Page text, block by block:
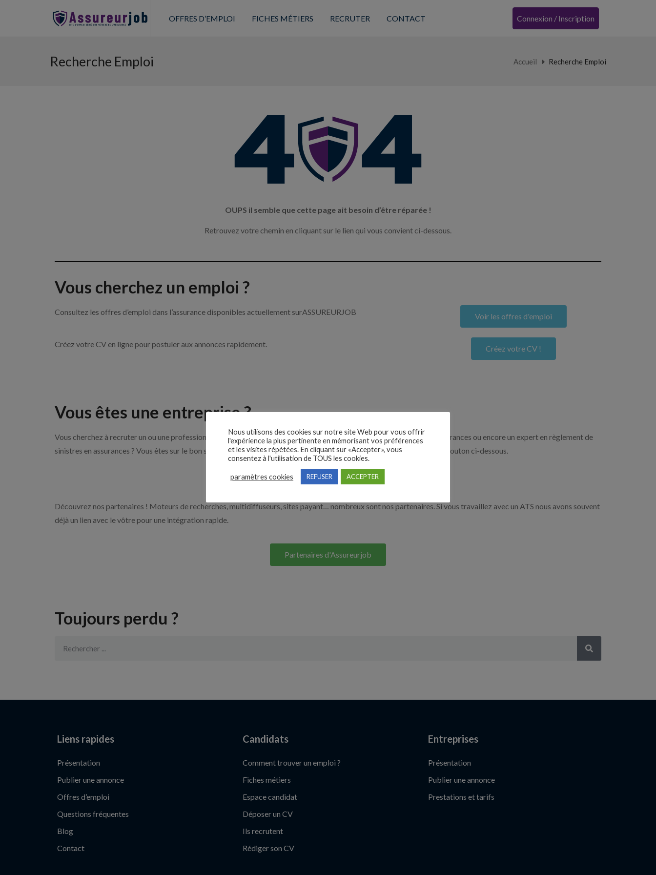
OFFRES D’EMPLOI FICHES MÉTIERS RECRUTER CONTACT Connexion / Inscription
Recherche Emploi Accueil Recherche Emploi
OUPS il semble que cette page ait besoin d’être réparée !
Retrouvez votre chemin en cliquant sur le lien qui vous convient ci-dessous.
Vous cherchez un emploi ?
Consultez les offres d’emploi dans l’assurance disponibles actuellement surASSUREURJOB Voir les offres d'emploi
Créez votre CV en ligne pour postuler aux annonces rapidement. Créez votre CV !
Vous êtes une entreprise ?
Vous cherchez à recruter un ou une professionnelle de l’assurance par exemple un chargé de clientèle, un courtier en assurances ou encore un expert en règlement de
sinistres en assurances ? Vous êtes sur le bon site. Découvrez nos solutions pour vous aider à recruter en cliquant sur le bouton ci-dessous.
Nos solutions entreprises
Découvrez nos partenaires ! Moteurs de recherches, multidiffuseurs, sites payant… nombreux sont nos partenaires. Si vous travaillez avec un ATS nous avons souvent
déjà un lien avec le vôtre pour une intégration rapide.
Partenaires d'Assureurjob
Toujours perdu ?
Liens rapides
Présentation
Publier une annonce
Offres d’emploi
Questions fréquentes
Blog
Contact
Candidats
Comment trouver un emploi ?
Fiches métiers
Espace candidat
Déposer un CV
Ils recrutent
Rédiger son CV
Entreprises
Présentation
Publier une annonce
Prestations et tarifs
Nous utilisons des cookies sur notre site Web pour vous offrir
l'expérience la plus pertinente en mémorisant vos préférences
et les visites répétées. En cliquant sur «Accepter», vous
consentez à l'utilisation de TOUS les cookies.
paramètres cookies REFUSER ACCEPTER